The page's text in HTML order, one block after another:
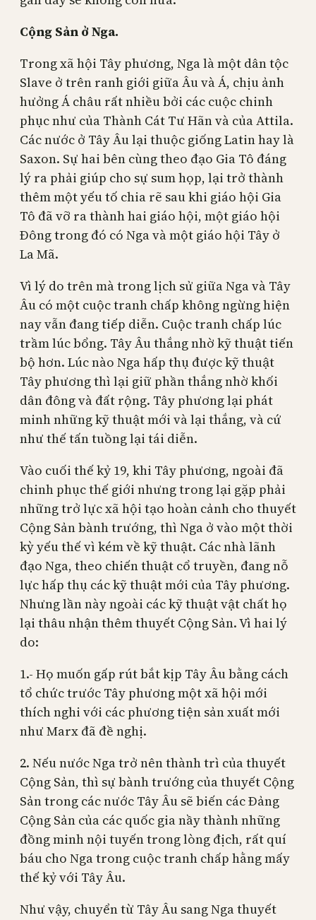
Cộng Sản ở Nga.
Trong xã hội Tây phương, Nga là một dân tộc
Slave ở trên ranh giới giữa Âu và Á, chịu ảnh
hưởng Á châu rất nhiều bởi các cuộc chinh
phục như của Thành Cát Tư Hãn và của Attila.
Các nước ở Tây Âu lại thuộc giống Latin hay là
Saxon. Sự hai bên cùng theo đạo Gia Tô đáng
lý ra phải giúp cho sự sum họp, lại trở thành
thêm một yếu tố chia rẽ sau khi giáo hội Gia
Tô đã vỡ ra thành hai giáo hội, một giáo hội
Đông trong đó có Nga và một giáo hội Tây ở
La Mã.
Vì lý do trên mà trong lịch sử giữa Nga và Tây
Âu có một cuộc tranh chấp không ngừng hiện
nay vẫn đang tiếp diễn. Cuộc tranh chấp lúc
trầm lúc bổng. Tây Âu thắng nhờ kỹ thuật tiến
bộ hơn. Lúc nào Nga hấp thụ được kỹ thuật
Tây phương thì lại giữ phần thắng nhờ khối
dân đông và đất rộng. Tây phương lại phát
minh những kỹ thuật mới và lại thắng, và cứ
như thế tấn tuồng lại tái diễn.
Vào cuối thế kỷ 19, khi Tây phương, ngoài đã
chinh phục thế giới nhưng trong lại gặp phải
những trở lực xã hội tạo hoàn cảnh cho thuyết
Cộng Sản bành trướng, thì Nga ở vào một thời
kỳ yếu thế vì kém về kỹ thuật. Các nhà lãnh
đạo Nga, theo chiến thuật cổ truyền, đang nỗ
lực hấp thụ các kỹ thuật mới của Tây phương.
Nhưng lần này ngoài các kỹ thuật vật chất họ
lại thâu nhận thêm thuyết Cộng Sản. Vì hai lý
do:
1.- Họ muốn gấp rút bắt kịp Tây Âu bằng cách
tổ chức trước Tây phương một xã hội mới
thích nghi với các phương tiện sản xuất mới
như Marx đã đề nghị.
2. Nếu nước Nga trở nên thành trì của thuyết
Cộng Sản, thì sự bành trướng của thuyết Cộng
Sản trong các nước Tây Âu sẽ biến các Đảng
Cộng Sản của các quốc gia nầy thành những
đồng minh nội tuyến trong lòng địch, rất quí
báu cho Nga trong cuộc tranh chấp hằng mấy
thế kỷ với Tây Âu.
Như vậy, chuyển từ Tây Âu sang Nga thuyết